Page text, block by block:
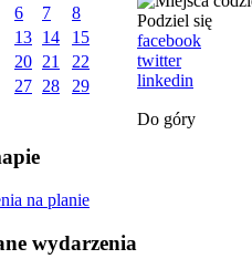
6 7
8
13 14
15
20 21
22
27 28
29
na planie
wydarzenia
Podziel się
facebook
twitter
linkedin
Do góry